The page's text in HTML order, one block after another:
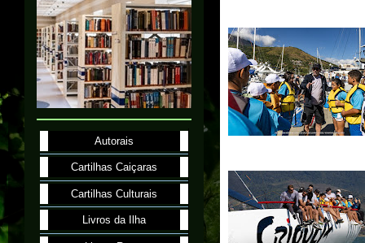
Autorais
Cartilhas Caiçaras
Cartilhas Culturais
Livros da Ilha